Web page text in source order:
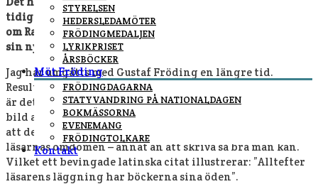
STYRELSEN
HEDERSLEDAMÖTER
FRÖDINGMEDALJEN
LYRIKPRISET
ÅRSBÖCKER
Möt Fröding
FRÖDINGDAGARNA
STATYVANDRING PÅ NATIONALDAGEN
BOKMÄSSORNA
EVENEMANG
FRÖDINGTOLKARE
Kontakt
tidigare skrivit en initierad och varm dokumentärroman
om Racken-konstnärerna – har inbjudits att presentera
sin nya bok här på Gustaf Fröding-sällskapets hemsida.
Jag har umgåtts med Gustaf Fröding en längre tid.
Resultatet har blivit en roman: Se drömmaren! Möjligen
är det ett litterärt självmordsuppdrag; många har sin
bild av Fröding etablerad sedan länge. Jag kan bara säga
att detta är min. Som författare kan man inte påverka
läsarnas omdömen – annat än att skriva så bra man kan.
Vilket ett bevingade latinska citat illustrerar: ”Alltefter
läsarens läggning har böckerna sina öden”.